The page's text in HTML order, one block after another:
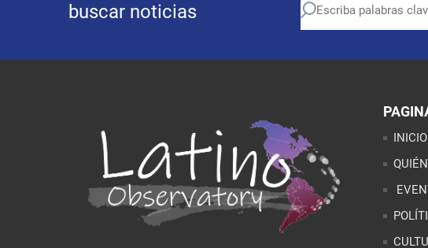
buscar noticias
INICIO